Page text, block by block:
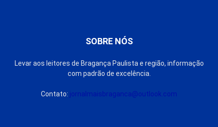
SOBRE NÓS
Levar aos leitores de Bragança Paulista e região, informação
com padrão de excelência.
Contato: jornalmaisbraganca@outlook.com